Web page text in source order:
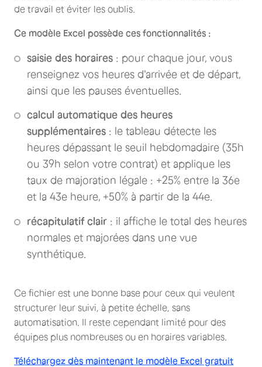
de travail et éviter les oublis.
Ce modèle Excel possède ces fonctionnalités :
saisie des horaires : pour chaque jour, vous
renseignez vos heures d'arrivée et de départ,
ainsi que les pauses éventuelles.
calcul automatique des heures
supplémentaires : le tableau détecte les
heures dépassant le seuil hebdomadaire (35h
ou 39h selon votre contrat) et applique les
taux de majoration légale : +25% entre la 36e
et la 43e heure, +50% à partir de la 44e.
récapitulatif clair : il affiche le total des heures
normales et majorées dans une vue
synthétique.
Ce fichier est une bonne base pour ceux qui veulent
structurer leur suivi, à petite échelle, sans
automatisation. Il reste cependant limité pour des
équipes plus nombreuses ou en horaires variables.
Téléchargez dès maintenant le modèle Excel gratuit